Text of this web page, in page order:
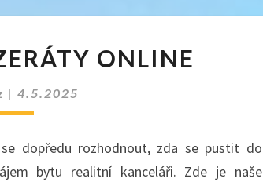
ONLINE
| 4.5.2025
dopředu rozhodnout, zda se pustit do
bytu realitní kanceláři. Zde je naše